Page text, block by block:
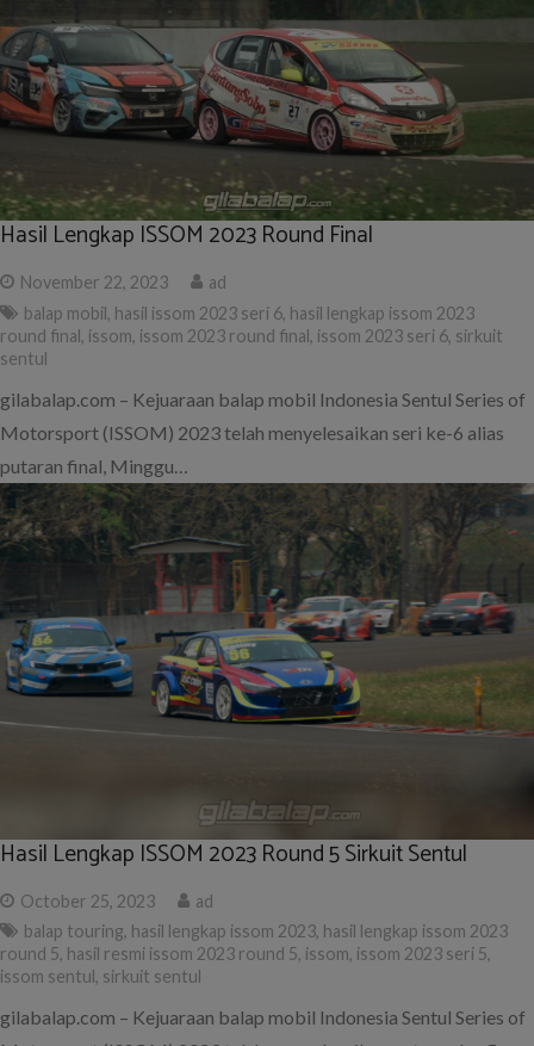
Hasil Lengkap ISSOM 2023 Round Final
November 22, 2023
ad
balap mobil, hasil issom 2023 seri 6, hasil lengkap issom 2023
round final, issom, issom 2023 round final, issom 2023 seri 6, sirkuit
sentul
gilabalap.com – Kejuaraan balap mobil Indonesia Sentul Series of
Motorsport (ISSOM) 2023 telah menyelesaikan seri ke-6 alias
putaran final, Minggu…
Hasil Lengkap ISSOM 2023 Round 5 Sirkuit Sentul
October 25, 2023
ad
balap touring, hasil lengkap issom 2023, hasil lengkap issom 2023
round 5, hasil resmi issom 2023 round 5, issom, issom 2023 seri 5,
issom sentul, sirkuit sentul
gilabalap.com – Kejuaraan balap mobil Indonesia Sentul Series of